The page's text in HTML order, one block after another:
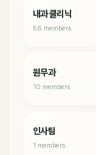
내과 클리닉
56 members
원무과
10 members
인사팀
1 members